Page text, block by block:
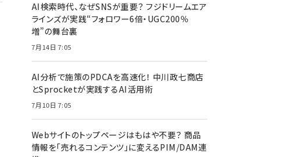
AI検索時代、なぜSNSが重要？ フジドリームエア
ラインズが実践“フォロワー6倍・UGC200％
増”の舞台裏
7月14日 7:05
AI分析で施策のPDCAを高速化！ 中川政七商店
とSprocketが実践するAI活用術
7月10日 7:05
Webサイトのトップページはもはや不要？ 商品
情報を「売れるコンテンツ」に変えるPIM/DAM連